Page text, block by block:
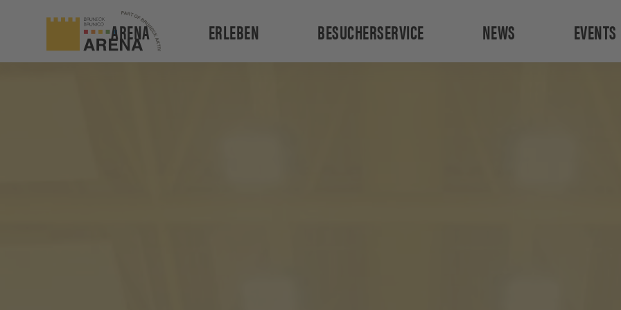
ARENA ERLEBEN BESUCHERSERVICE NEWS EVENTS